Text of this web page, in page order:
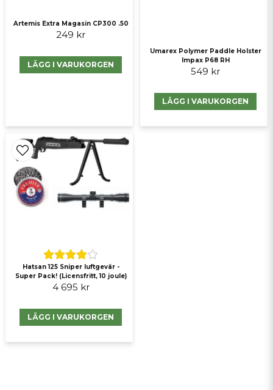
Skicka fråga
Artemis Extra Magasin CP300 .50
249 kr
LÄGG I VARUKORGEN
Umarex Polymer Paddle Holster
Impax P68 RH
549 kr
LÄGG I VARUKORGEN
Hatsan 125 Sniper luftgevär -
Super Pack! (Licensfritt, 10 joule)
4 695 kr
LÄGG I VARUKORGEN